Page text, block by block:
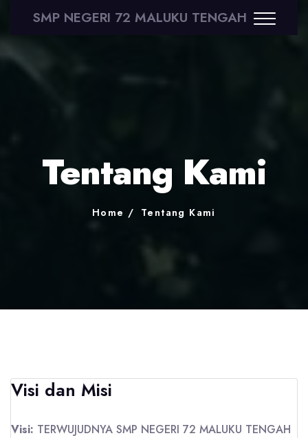
SMP NEGERI 72 MALUKU TENGAH
Tentang Kami
Home Tentang Kami
Visi dan Misi
Visi: TERWUJUDNYA SMP NEGERI 72 MALUKU TENGAH